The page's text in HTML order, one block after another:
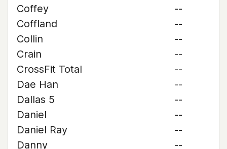
Coffey
--
Coffland
--
Collin
--
Crain
--
CrossFit Total
--
Dae Han
--
Dallas 5
--
Daniel
--
Daniel Ray
--
Danny
--